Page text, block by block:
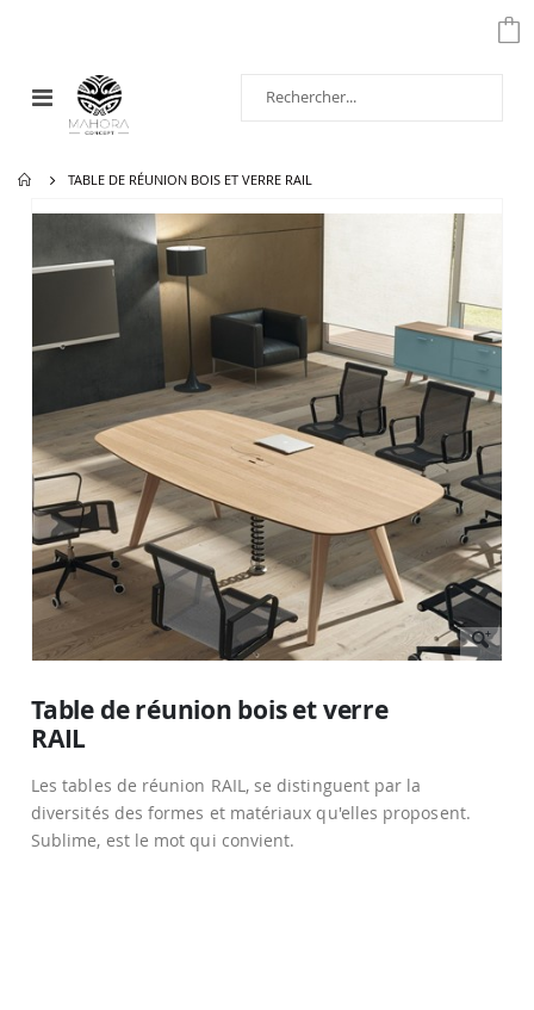
Affichage
navigation
TABLE DE RÉUNION BOIS ET VERRE RAIL
fin
galerie
d’images
début
de
Galerie
d’images
Table de réunion bois et verre
RAIL
Les tables de réunion RAIL, se distinguent par la
diversités des formes et matériaux qu'elles proposent.
Sublime, est le mot qui convient.